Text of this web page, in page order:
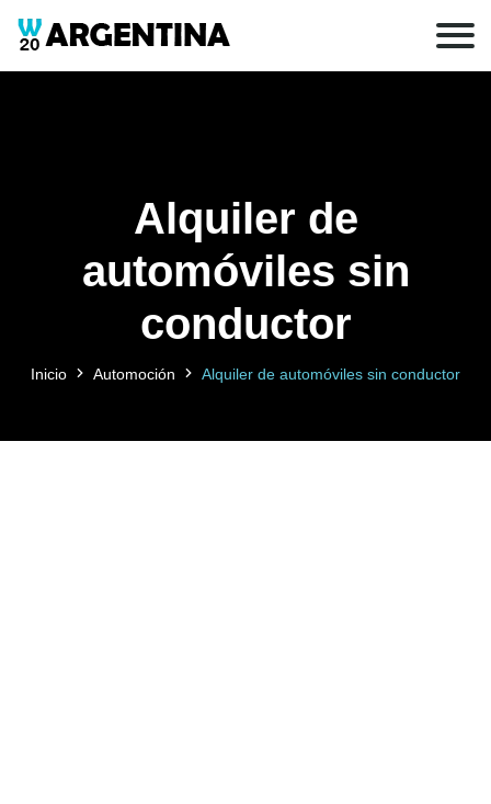
Alquiler de
automóviles sin
conductor
Inicio Automoción Alquiler de automóviles sin conductor